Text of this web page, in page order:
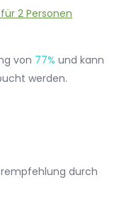
von 77% und kann
werden.
durch